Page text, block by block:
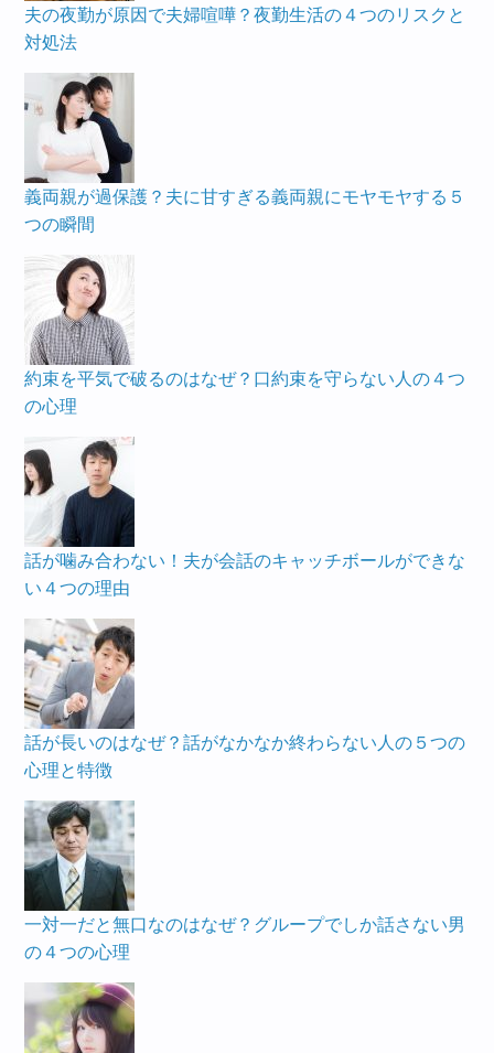
夫の夜勤が原因で夫婦喧嘩？夜勤生活の４つのリスクと
対処法
義両親が過保護？夫に甘すぎる義両親にモヤモヤする５
つの瞬間
約束を平気で破るのはなぜ？口約束を守らない人の４つ
の心理
話が噛み合わない！夫が会話のキャッチボールができな
い４つの理由
話が長いのはなぜ？話がなかなか終わらない人の５つの
心理と特徴
一対一だと無口なのはなぜ？グループでしか話さない男
の４つの心理